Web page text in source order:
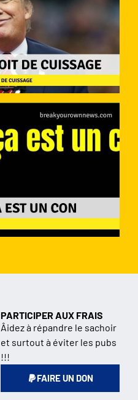
PARTICIPER AUX FRAIS
Âidez à répandre le sachoir
et surtout à éviter les pubs
!!!
FAIRE UN DON